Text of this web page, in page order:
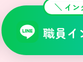
＼ イン
職員イ